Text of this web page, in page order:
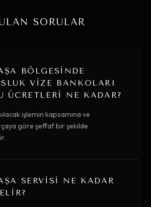
SORULAR
BÖLGESINDE
VIZE BANKOLARI
ÜCRETLERI NE KADAR?
işlemin kapsamına ve
göre şeffaf bir şekilde
SERVISI NE KADAR